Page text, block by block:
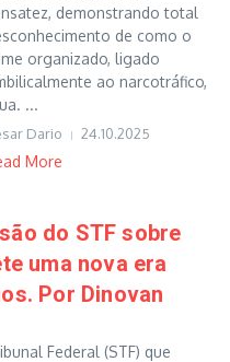
demonstrando total
de como o
organizado, ligado
ao narcotráfico,
...
Dario 24.10.2025
More
do STF sobre
uma nova era
Por Dinovan
Federal (STF) que